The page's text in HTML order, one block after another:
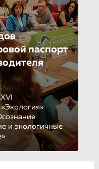
паспорт
и экологичные